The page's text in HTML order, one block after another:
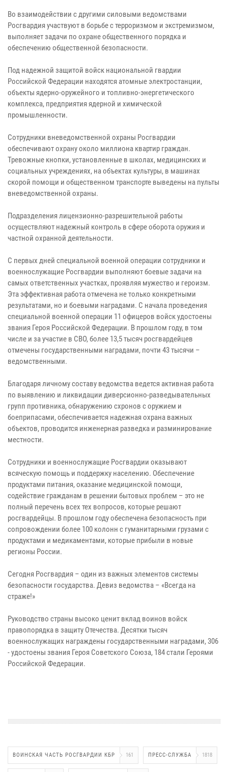
Во взаимодействии с другими силовыми ведомствами
Росгвардия участвуют в борьбе с терроризмом и экстремизмом,
выполняет задачи по охране общественного порядка и
обеспечению общественной безопасности.
Под надежной защитой войск национальной гвардии
Российской Федерации находятся атомные электростанции,
объекты ядерно-оружейного и топливно-энергетического
комплекса, предприятия ядерной и химической
промышленности.
Сотрудники вневедомственной охраны Росгвардии
обеспечивают охрану около миллиона квартир граждан.
Тревожные кнопки, установленные в школах, медицинских и
социальных учреждениях, на объектах культуры, в машинах
скорой помощи и общественном транспорте выведены на пульты
вневедомственной охраны.
Подразделения лицензионно-разрешительной работы
осуществляют надежный контроль в сфере оборота оружия и
частной охранной деятельности.
С первых дней специальной военной операции сотрудники и
военнослужащие Росгвардии выполняют боевые задачи на
самых ответственных участках, проявляя мужество и героизм.
Эта эффективная работа отмечена не только конкретными
результатами, но и боевыми наградами. С начала проведения
специальной военной операции 11 офицеров войск удостоены
звания Героя Российской Федерации. В прошлом году, в том
числе и за участие в СВО, более 13,5 тысяч росгвардейцев
отмечены государственными наградами, почти 43 тысячи –
ведомственными.
Благодаря личному составу ведомства ведется активная работа
по выявлению и ликвидации диверсионно-разведывательных
групп противника, обнаружению схронов с оружием и
боеприпасами, обеспечивается надежная охрана важных
объектов, проводится инженерная разведка и разминирование
местности.
Сотрудники и военнослужащие Росгвардии оказывают
всяческую помощь и поддержку населению. Обеспечение
продуктами питания, оказание медицинской помощи,
содействие гражданам в решении бытовых проблем – это не
полный перечень всех тех вопросов, которые решают
росгвардейцы. В прошлом году обеспечена безопасность при
сопровождении более 100 колонн с гуманитарными грузами с
продуктами и медикаментами, которые прибыли в новые
регионы России.
Сегодня Росгвардия – один из важных элементов системы
безопасности государства. Девиз ведомства – «Всегда на
страже!»
Руководство страны высоко ценит вклад воинов войск
правопорядка в защиту Отечества. Десятки тысяч
военнослужащих награждены государственными наградами, 306
- удостоены звания Героя Советского Союза, 184 стали Героями
Российской Федерации.
ВОИНСКАЯ ЧАСТЬ РОСГВАРДИИ КБР 161 ПРЕСС-СЛУЖБА 1818